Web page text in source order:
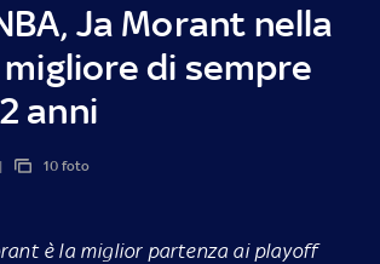
Ja Morant nella
di sempre
anni
10 foto
è la miglior partenza ai playoff